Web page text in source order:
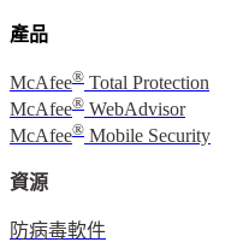
產品
McAfee® Total Protection
McAfee® WebAdvisor
McAfee® Mobile Security
資源
防病毒軟件